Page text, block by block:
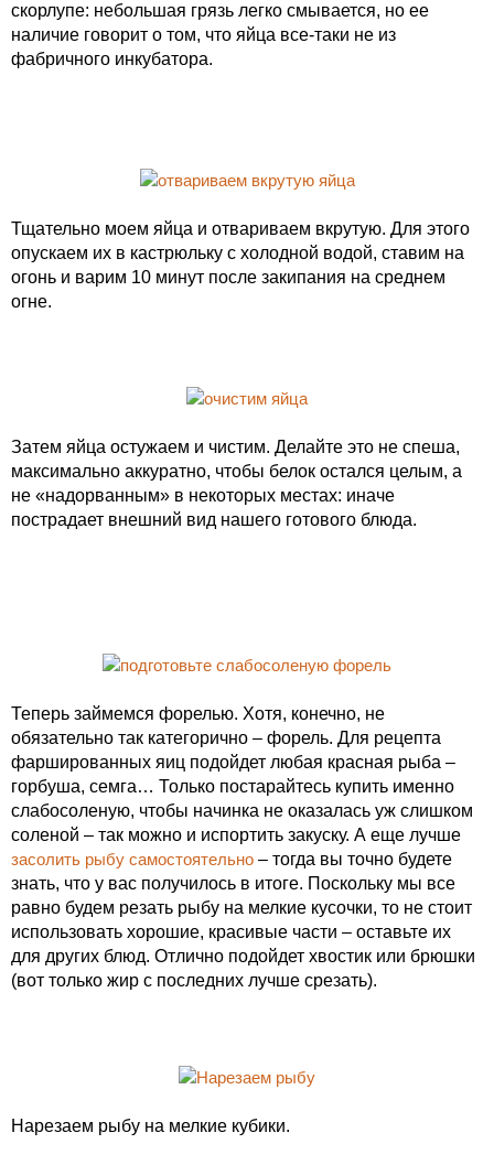
скорлупе: небольшая грязь легко смывается, но ее
наличие говорит о том, что яйца все-таки не из
фабричного инкубатора.
Тщательно моем яйца и отвариваем вкрутую. Для этого
опускаем их в кастрюльку с холодной водой, ставим на
огонь и варим 10 минут после закипания на среднем
огне.
Затем яйца остужаем и чистим. Делайте это не спеша,
максимально аккуратно, чтобы белок остался целым, а
не «надорванным» в некоторых местах: иначе
пострадает внешний вид нашего готового блюда.
Теперь займемся форелью. Хотя, конечно, не
обязательно так категорично – форель. Для рецепта
фаршированных яиц подойдет любая красная рыба –
горбуша, семга… Только постарайтесь купить именно
слабосоленую, чтобы начинка не оказалась уж слишком
соленой – так можно и испортить закуску. А еще лучше
засолить рыбу самостоятельно – тогда вы точно будете
знать, что у вас получилось в итоге. Поскольку мы все
равно будем резать рыбу на мелкие кусочки, то не стоит
использовать хорошие, красивые части – оставьте их
для других блюд. Отлично подойдет хвостик или брюшки
(вот только жир с последних лучше срезать).
Нарезаем рыбу на мелкие кубики.